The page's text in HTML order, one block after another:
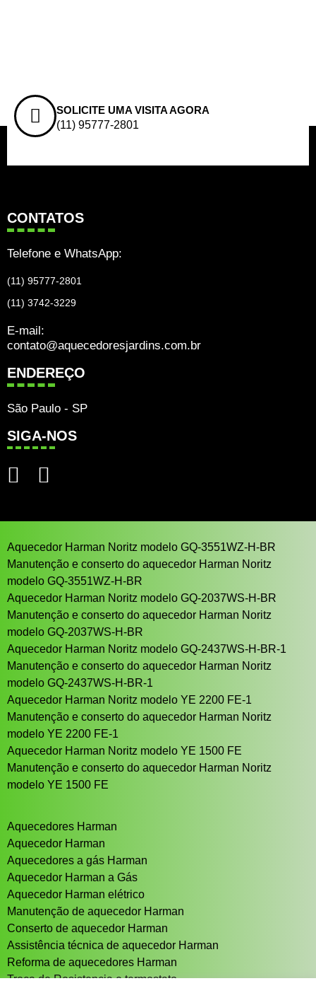
SOLICITE UMA VISITA AGORA
(11) 95777-2801
CONTATOS
Telefone e WhatsApp:
(11) 95777-2801
(11) 3742-3229
E-mail:
contato@aquecedoresjardins.com.br
ENDEREÇO
São Paulo - SP
SIGA-NOS
Aquecedor Harman Noritz modelo GQ-3551WZ-H-BR
Manutenção e conserto do aquecedor Harman Noritz
modelo GQ-3551WZ-H-BR
Aquecedor Harman Noritz modelo GQ-2037WS-H-BR
Manutenção e conserto do aquecedor Harman Noritz
modelo GQ-2037WS-H-BR
Aquecedor Harman Noritz modelo GQ-2437WS-H-BR-1
Manutenção e conserto do aquecedor Harman Noritz
modelo GQ-2437WS-H-BR-1
Aquecedor Harman Noritz modelo YE 2200 FE-1
Manutenção e conserto do aquecedor Harman Noritz
modelo YE 2200 FE-1
Aquecedor Harman Noritz modelo YE 1500 FE
Manutenção e conserto do aquecedor Harman Noritz
modelo YE 1500 FE
Aquecedores Harman
Aquecedor Harman
Aquecedores a gás Harman
Aquecedor Harman a Gás
Aquecedor Harman elétrico
Manutenção de aquecedor Harman
Conserto de aquecedor Harman
Assistência técnica de aquecedor Harman
Reforma de aquecedores Harman
Troca de Resistencia e termostato